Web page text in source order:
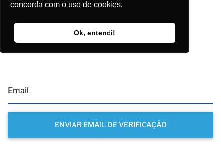
concorda com o uso de cookies.
Ok, entendi!
Problemas para acessar sua conta?